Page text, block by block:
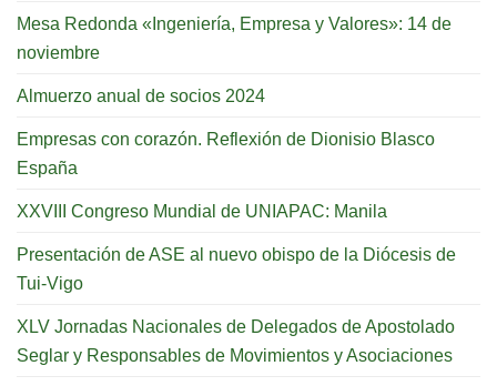
Mesa Redonda «Ingeniería, Empresa y Valores»: 14 de
noviembre
Almuerzo anual de socios 2024
Empresas con corazón. Reflexión de Dionisio Blasco
España
XXVIII Congreso Mundial de UNIAPAC: Manila
Presentación de ASE al nuevo obispo de la Diócesis de
Tui-Vigo
XLV Jornadas Nacionales de Delegados de Apostolado
Seglar y Responsables de Movimientos y Asociaciones